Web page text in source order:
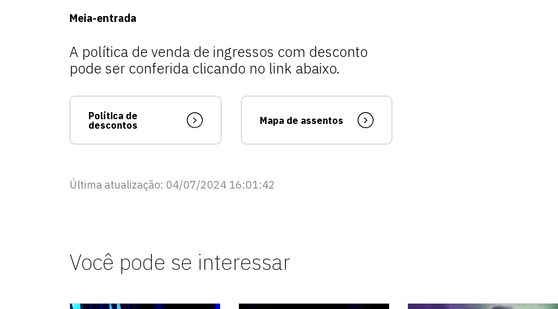
Meia-entrada
A política de venda de ingressos com desconto
pode ser conferida clicando no link abaixo.
Política de
descontos
Mapa de assentos
Última atualização: 04/07/2024 16:01:42
Você pode se interessar
vagas a partir do 2º ano de curso